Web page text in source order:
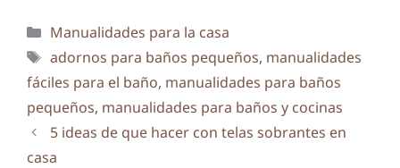
Categorías
Manualidades para la casa
Etiquetas
adornos para baños pequeños, manualidades
fáciles para el baño, manualidades para baños
pequeños, manualidades para baños y cocinas
5 ideas de que hacer con telas sobrantes en
casa